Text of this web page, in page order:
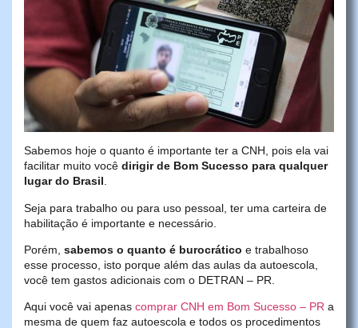
Sabemos hoje o quanto é importante ter a CNH, pois ela vai
facilitar muito você dirigir de Bom Sucesso para qualquer
lugar do Brasil.
Seja para trabalho ou para uso pessoal, ter uma carteira de
habilitação é importante e necessário.
Porém, sabemos o quanto é burocrático e trabalhoso
esse processo, isto porque além das aulas da autoescola,
você tem gastos adicionais com o DETRAN – PR.
Aqui você vai apenas comprar CNH em Bom Sucesso – PR a
mesma de quem faz autoescola e todos os procedimentos